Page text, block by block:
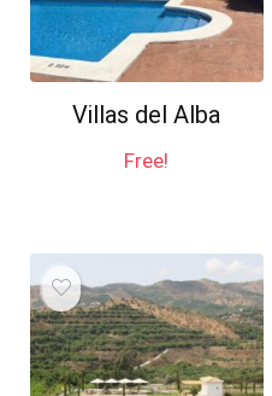
Villas del Alba
Free!